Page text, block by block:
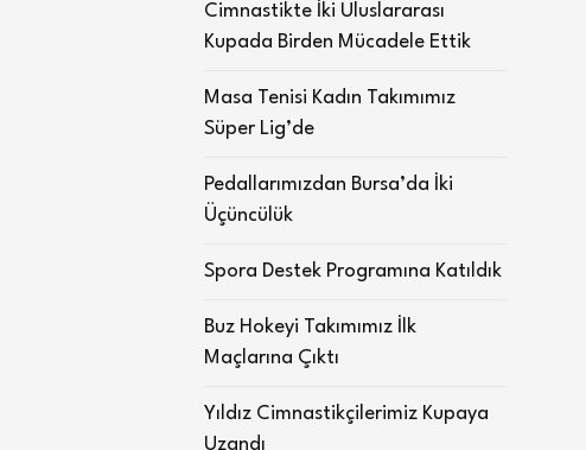
Cimnastikte İki Uluslararası
Kupada Birden Mücadele Ettik
Masa Tenisi Kadın Takımımız
Süper Lig’de
Pedallarımızdan Bursa’da İki
Üçüncülük
Spora Destek Programına Katıldık
Buz Hokeyi Takımımız İlk
Maçlarına Çıktı
Yıldız Cimnastikçilerimiz Kupaya
Uzandı